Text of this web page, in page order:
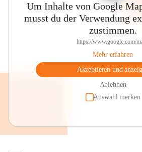
Um Inhalte von Google
musst du der Verwendung
zustimmen.
https://www.google.com/
Mehr erfahren
Akzeptieren und
Ablehnen
Auswahl merken